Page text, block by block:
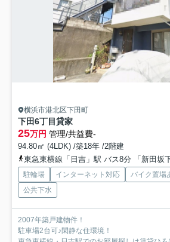
横浜市港北区下田町
下田6丁目貸家
25万円 管理/共益費-
94.80㎡ (4LDK) /築18年 /2階建
東急東横線「日吉」駅 バス8分 「新田坂
駐輪場 インターネット対応 バイク置場
公共下水
2007年築戸建物件！
駐車場2台可♪閑静な住環境！